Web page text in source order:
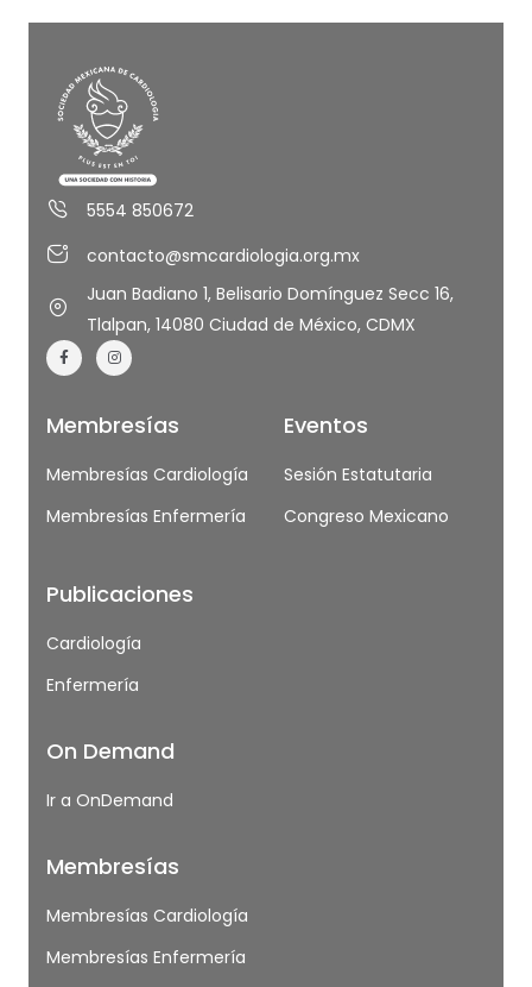
5554 850672
contacto@smcardiologia.org.mx
Juan Badiano 1, Belisario Domínguez Secc 16,
Tlalpan, 14080 Ciudad de México, CDMX
Membresías
Membresías Cardiología
Membresías Enfermería
Publicaciones
Cardiología
Enfermería
Eventos
Sesión Estatutaria
Congreso Mexicano
On Demand
Ir a OnDemand
Membresías
Membresías Cardiología
Membresías Enfermería